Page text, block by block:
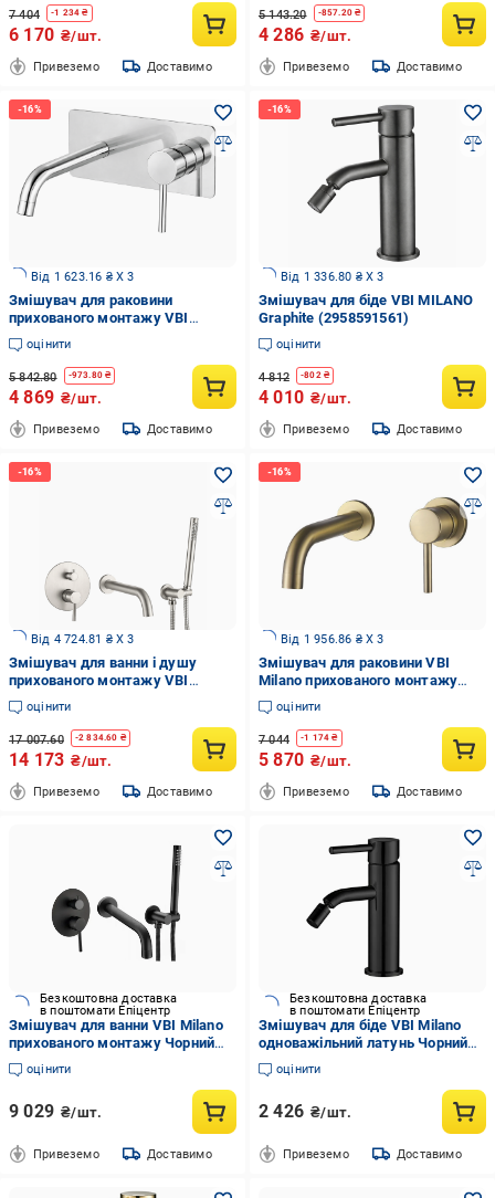
7 404 -1 234 ₴
6 170 ₴/шт.
Привеземо Доставимо
5 143.20 -857.20₴
4 286 ₴/шт.
Привеземо Доставимо
Від 1 623.16 ₴ X 3
Змішувач для раковини
прихованого монтажу VBI
MILANO LONG 2 Chrome
(2958591546)
оцінити
5 842.80 -973.80 ₴
4 869 ₴/шт.
Привеземо Доставимо
Від 1 336.80 ₴ X 3
Змішувач для біде VBI MILANO
Graphite (2958591561)
оцінити
4 812 -802₴
4 010 ₴/шт.
Привеземо Доставимо
Від 4 724.81 ₴ X 3
Змішувач для ванни і душу
прихованого монтажу VBI
MILANO Nickel (2958591577)
оцінити
17 007.60 -2 834.60 ₴
14 173 ₴/шт.
Привеземо Доставимо
Від 1 956.86 ₴ X 3
Змішувач для раковини VBI
Milano прихованого монтажу
Brushed Gold
оцінити
7 044 -1 174 ₴
5 870 ₴/шт.
Привеземо Доставимо
Безкоштовна доставка
в поштомати Епіцентр
Змішувач для ванни VBI Milano
прихованого монтажу Чорний
(050107BL)
оцінити
9 029 ₴/шт.
Привеземо Доставимо
Безкоштовна доставка
в поштомати Епіцентр
Змішувач для біде VBI Milano
одноважільний латунь Чорний
(050104BL)
оцінити
2 426 ₴/шт.
Привеземо Доставимо